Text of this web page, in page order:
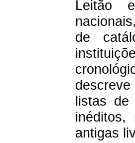
Leitão
de
listas de
inéditos,
antigas